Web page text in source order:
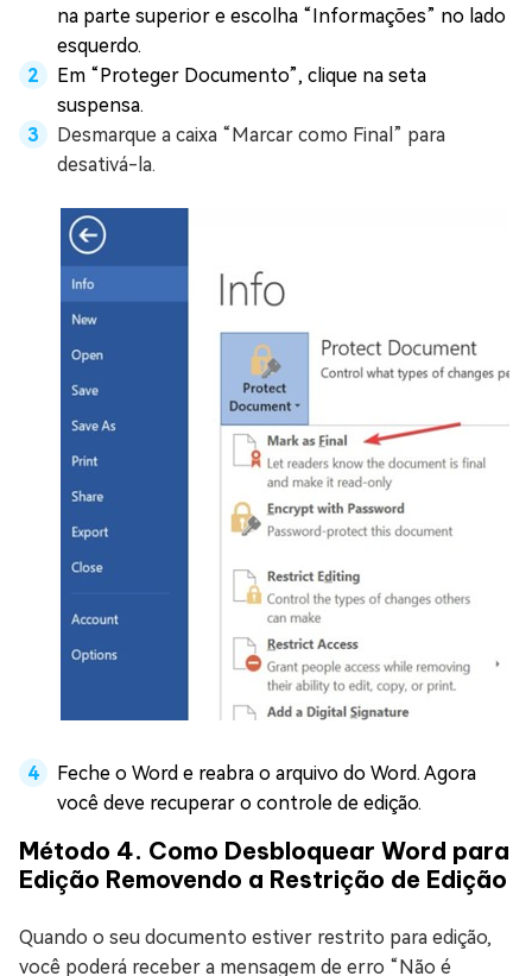
na parte superior e escolha “Informações” no lado
esquerdo.
Em “Proteger Documento”, clique na seta
suspensa.
Desmarque a caixa “Marcar como Final” para
desativá-la.
Feche o Word e reabra o arquivo do Word. Agora
você deve recuperar o controle de edição.
Método 4. Como Desbloquear Word para
Edição Removendo a Restrição de Edição
Quando o seu documento estiver restrito para edição,
você poderá receber a mensagem de erro “Não é